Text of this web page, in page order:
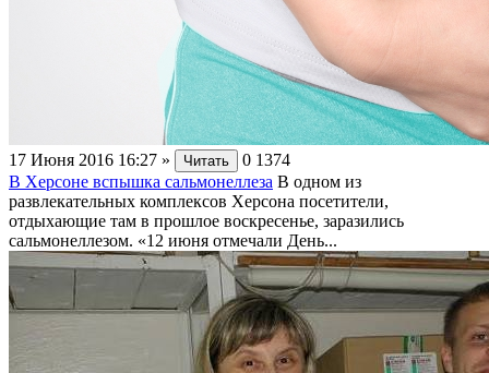
17 Июня 2016 16:27 » Читать 0 1374
В Херсоне вспышка сальмонеллеза В одном из
развлекательных комплексов Херсона посетители,
отдыхающие там в прошлое воскресенье, заразились
сальмонеллезом. «12 июня отмечали День...